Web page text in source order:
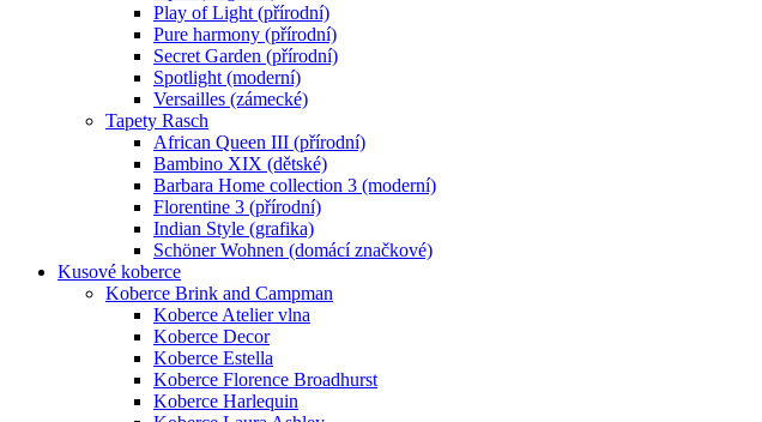
Play of Light (přírodní)
Pure harmony (přírodní)
Secret Garden (přírodní)
Spotlight (moderní)
Versailles (zámecké)
Tapety Rasch
African Queen III (přírodní)
Bambino XIX (dětské)
Barbara Home collection 3 (moderní)
Florentine 3 (přírodní)
Indian Style (grafika)
Schöner Wohnen (domácí značkové)
Kusové koberce
Koberce Brink and Campman
Koberce Atelier vlna
Koberce Decor
Koberce Estella
Koberce Florence Broadhurst
Koberce Harlequin